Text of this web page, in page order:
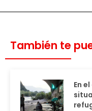
También te
En